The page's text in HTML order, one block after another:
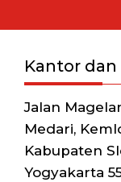
Kantor
Jalan
Medari,
Kabupaten
Yogyakarta